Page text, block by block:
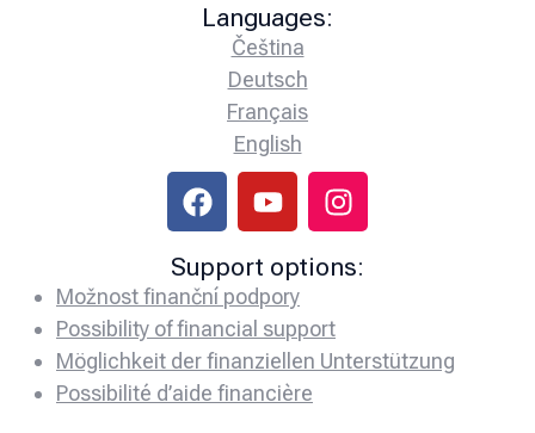
Languages:
Čeština
Deutsch
Français
English
Support options:
Možnost finanční podpory
Possibility of financial support
Möglichkeit der finanziellen Unterstützung
Possibilité d’aide financière